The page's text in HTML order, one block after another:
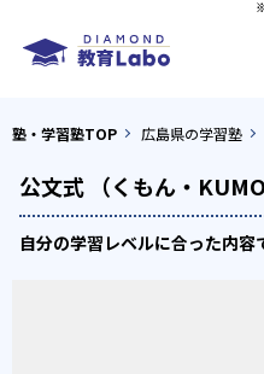
塾・学習塾TOP 広島県の学習塾
公文式 （くもん・
自分の学習レベルに合った内容